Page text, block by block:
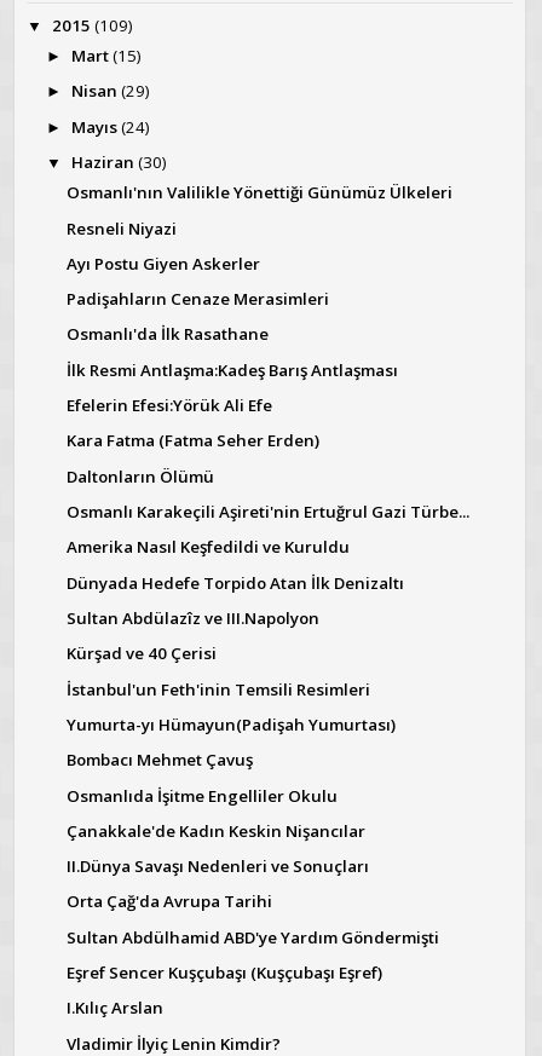
▼ 2015 (109)
► Mart(15)
► Nisan (29)
► Mayıs(24)
▼ Haziran (30)
Osmanlı'nın Valilikle Yönettiği Günümüz Ülkeleri
Resneli Niyazi
Ayı Postu Giyen Askerler
Padişahların Cenaze Merasimleri
Osmanlı'da İlk Rasathane
İlk Resmi Antlaşma:Kadeş Barış Antlaşması
Efelerin Efesi:Yörük Ali Efe
Kara Fatma (Fatma Seher Erden)
Daltonların Ölümü
Osmanlı Karakeçili Aşireti'nin Ertuğrul Gazi Türbe...
Amerika Nasıl Keşfedildi ve Kuruldu
Dünyada Hedefe Torpido Atan İlk Denizaltı
Sultan Abdülazîz ve III.Napolyon
Kürşad ve 40 Çerisi
İstanbul'un Feth'inin Temsili Resimleri
Yumurta-yı Hümayun(Padişah Yumurtası)
Bombacı Mehmet Çavuş
Osmanlıda İşitme Engelliler Okulu
Çanakkale'de Kadın Keskin Nişancılar
II.Dünya Savaşı Nedenleri ve Sonuçları
Orta Çağ'da Avrupa Tarihi
Sultan Abdülhamid ABD'ye Yardım Göndermişti
Eşref Sencer Kuşçubaşı (Kuşçubaşı Eşref)
I.Kılıç Arslan
Vladimir İlyiç Lenin Kimdir?